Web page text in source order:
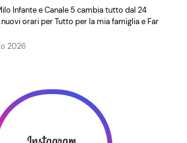
Infante e Canale 5 cambia tutto dal 24
orari per Tutto per la mia famiglia e Far
2026